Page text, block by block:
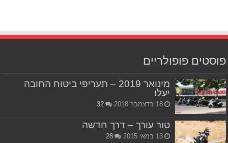
פוסטים פופולריים
מינואר 2019 – תעריפי ביטוח החובה
יעלו
18 בדצמבר 2018 32
טור עורך – דרך חדשה
13 במאי 2015 28